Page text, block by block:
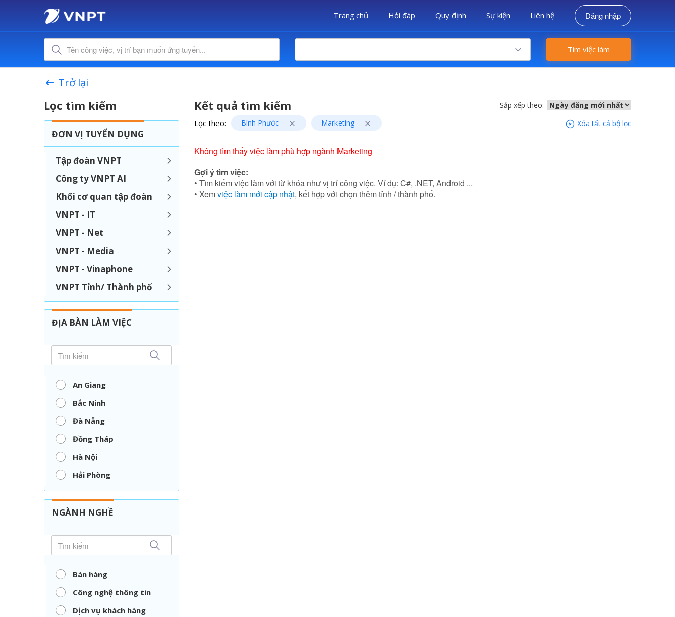
Trang chủ Hỏi đáp Quy định Sự kiện Liên hệ Đăng nhập
Tìm việc làm
Trở lại
Lọc tìm kiếm
ĐƠN VỊ TUYỂN DỤNG
Tập đoàn VNPT
Công ty VNPT AI
Khối cơ quan tập đoàn
VNPT - IT
VNPT - Net
VNPT - Media
VNPT - Vinaphone
VNPT Tỉnh/ Thành phố
ĐỊA BÀN LÀM VIỆC
An Giang
Bắc Ninh
Đà Nẵng
Đồng Tháp
Hà Nội
Hải Phòng
Nghệ An
Thái Nguyên
Vĩnh Long
NGÀNH NGHỀ
Bán hàng
Công nghệ thông tin
Dịch vụ khách hàng
Kết quả tìm kiếm Sắp xếp theo:
Lọc theo: Bình Phước Marketing Xóa tất cả bộ lọc
Không tìm thấy việc làm phù hợp ngành Marketing
Gợi ý tìm việc:
• Tìm kiếm việc làm với từ khóa như vị trí công việc. Ví dụ: C#, .NET, Android ...
• Xemviệc làm mới cập nhật, kết hợp với chọn thêm tỉnh / thành phố.